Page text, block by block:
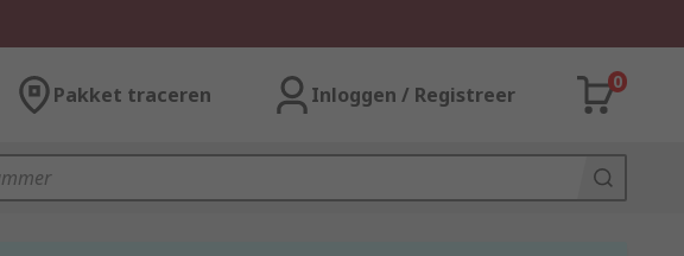
Pakket traceren Inloggen / Registreer
0